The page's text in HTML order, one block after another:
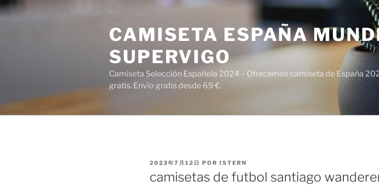
Saltar
al
CAMISETA ESPAÑA
SUPERVIGO
Camiseta Selección Española 2024 – Ofrecemos camiseta de España
gratis. Envío gratis desde 69 €.
PUBLICADO
2023年7月12日 POR ISTERN
camisetas de futbol santiago